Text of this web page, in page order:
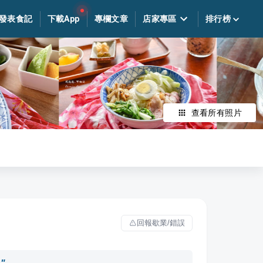
表食記 下載App 專欄文章 店家專區 排行榜
查看所有照片
回報歇業/錯誤